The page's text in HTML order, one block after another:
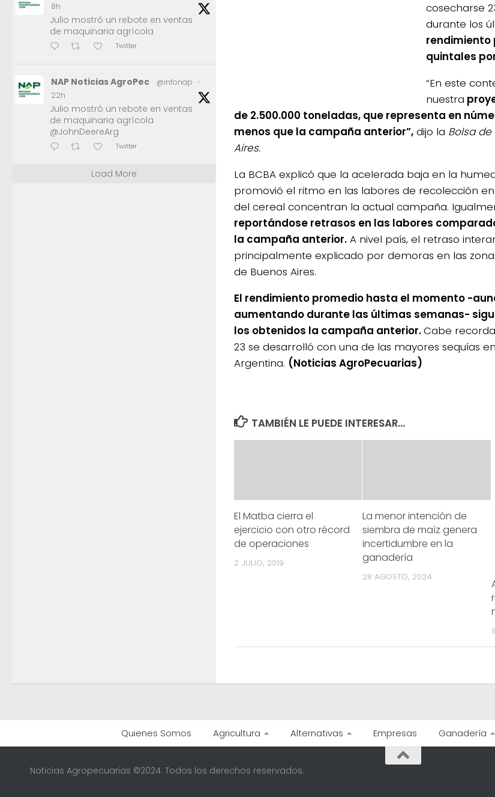
cosecharse
durante los
rendimiento
quintales
“En este
nuestra
de 2.500.000 toneladas, que representa en
menos que la campaña anterior”, dijo la Bolsa
Aires.
La BCBA explicó que la acelerada baja en la
promovió el ritmo en las labores de recolección
del cereal concentran la actual campaña.
reportándose retrasos en las labores
la campaña anterior. A nivel país, el retraso
principalmente explicado por demoras en las
de Buenos Aires.
El rendimiento promedio hasta el momento -
aumentando durante las últimas semanas-
los obtenidos la campaña anterior.Cabe
23 se desarrolló con una de las mayores sequías
Argentina. (Noticias AgroPecuarias)
TAMBIÉN LE PUEDE INTERESAR...
El Matba cierra el
ejercicio con otro récord
de operaciones
2 JULIO, 2019
La menor intención de
siembra de maíz genera
incertidumbre en la
ganadería
28 AGOSTO, 2024
8h
Julio mostró un rebote en ventas
de maquinaria agrícola
Twitter
NAP Noticias AgroPec @infonap
·
22h
Julio mostró un rebote en ventas
de maquinaria agrícola
@JohnDeereArg
Twitter
Load More
Quienes Somos Agricultura Alternativas Empresas Ganadería
Noticias Agropecuarias ©2024. Todos los derechos reservados.